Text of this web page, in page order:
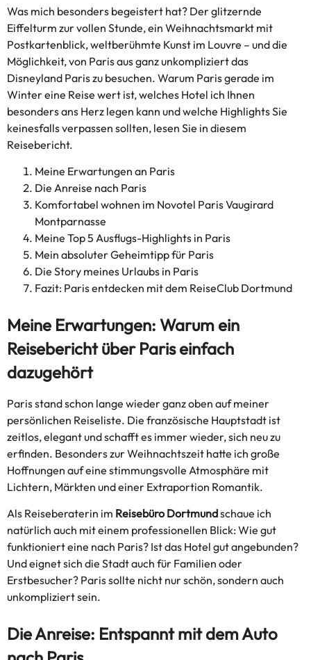
Was mich besonders begeistert hat? Der glitzernde
Eiffelturm zur vollen Stunde, ein Weihnachtsmarkt mit
Postkartenblick, weltberühmte Kunst im Louvre – und die
Möglichkeit, von Paris aus ganz unkompliziert das
Disneyland Paris zu besuchen. Warum Paris gerade im
Winter eine Reise wert ist, welches Hotel ich Ihnen
besonders ans Herz legen kann und welche Highlights Sie
keinesfalls verpassen sollten, lesen Sie in diesem
Reisebericht.
Meine Erwartungen an Paris
Die Anreise nach Paris
Komfortabel wohnen im Novotel Paris Vaugirard
Montparnasse
Meine Top 5 Ausflugs-Highlights in Paris
Mein absoluter Geheimtipp für Paris
Die Story meines Urlaubs in Paris
Fazit: Paris entdecken mit dem ReiseClub Dortmund
Meine Erwartungen: Warum ein
Reisebericht über Paris einfach
dazugehört
Paris stand schon lange wieder ganz oben auf meiner
persönlichen Reiseliste. Die französische Hauptstadt ist
zeitlos, elegant und schafft es immer wieder, sich neu zu
erfinden. Besonders zur Weihnachtszeit hatte ich große
Hoffnungen auf eine stimmungsvolle Atmosphäre mit
Lichtern, Märkten und einer Extraportion Romantik.
Als Reiseberaterin im Reisebüro Dortmundschaue ich
natürlich auch mit einem professionellen Blick: Wie gut
funktioniert eine nach Paris? Ist das Hotel gut angebunden?
Und eignet sich die Stadt auch für Familien oder
Erstbesucher? Paris sollte nicht nur schön, sondern auch
unkompliziert sein.
Die Anreise: Entspannt mit dem Auto